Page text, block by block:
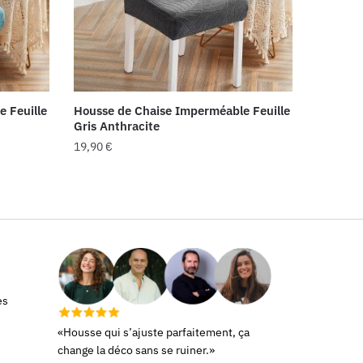
Feuille
Housse de Chaise Imperméable Feuille
Gris Anthracite
19,90€
«Housse qui s’ajuste parfaitement, ça
change la déco sans se ruiner.»